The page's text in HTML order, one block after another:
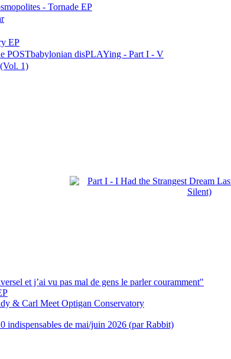
- Tornade EP
EP
POSTbabylonian disPLAYing - Part I - V
1)
et j’ai vu pas mal de gens le parler couramment"
& Carl Meet Optigan Conservatory
indispensables de mai/juin 2026 (par Rabbit)